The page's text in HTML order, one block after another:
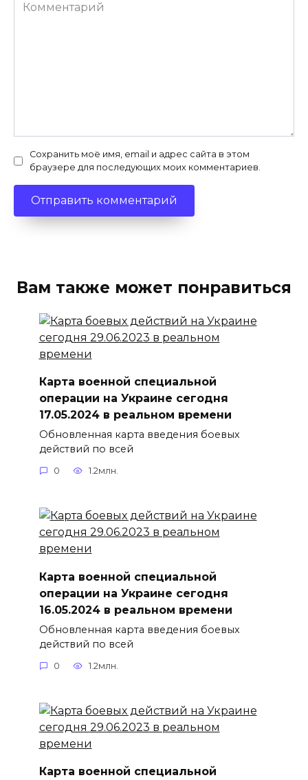
Сохранить моё имя, email и адрес сайта в этом
браузере для последующих моих комментариев.
Вам также может понравиться
Карта военной специальной
операции на Украине сегодня
17.05.2024 в реальном времени
Обновленная карта введения боевых
действий по всей
0 1.2млн.
Карта военной специальной
операции на Украине сегодня
16.05.2024 в реальном времени
Обновленная карта введения боевых
действий по всей
0 1.2млн.
Карта военной специальной